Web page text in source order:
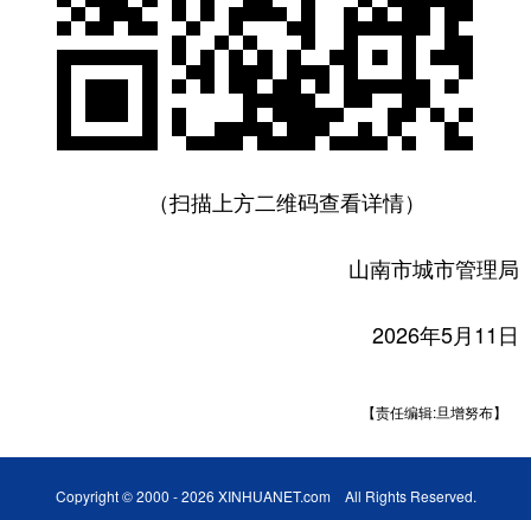
（扫描上方二维码查看详情）
山南市城市管理局
2026年5月11日
【责任编辑:旦增努布】
Copyright © 2000 - 2026 XINHUANET.com All Rights Reserved.